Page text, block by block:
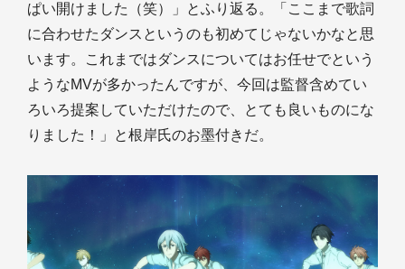
ぱい開けました（笑）」とふり返る。「ここまで歌詞
に合わせたダンスというのも初めてじゃないかなと思
います。これまではダンスについてはお任せでという
ようなMVが多かったんですが、今回は監督含めてい
ろいろ提案していただけたので、とても良いものにな
りました！」と根岸氏のお墨付きだ。